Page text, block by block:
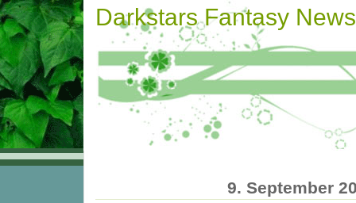
Darkstars Fantasy News
9. September